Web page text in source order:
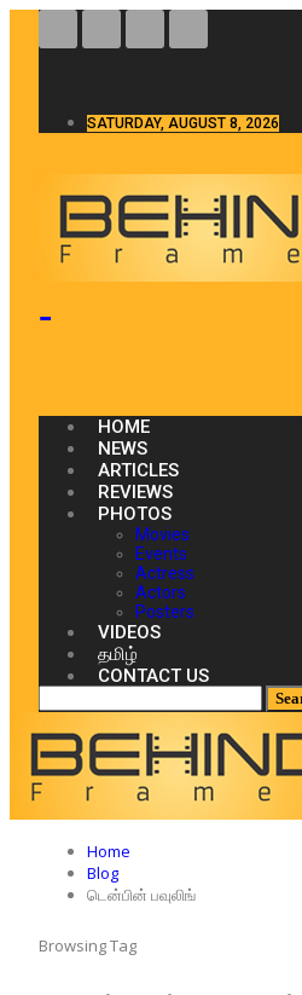
SATURDAY, AUGUST 8, 2026
-
HOME
NEWS
ARTICLES
REVIEWS
PHOTOS
Movies
Events
Actress
Actors
Posters
VIDEOS
தமிழ்
CONTACT US
Home
Blog
டென்பின் பவுலிங்
Browsing Tag